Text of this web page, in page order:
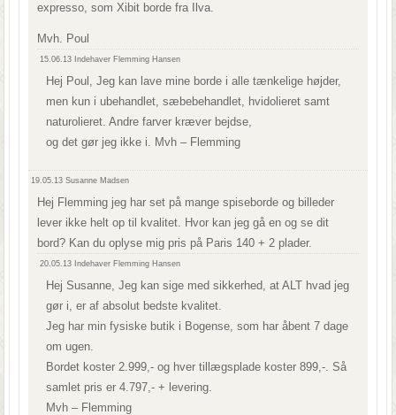
expresso, som Xibit borde fra Ilva.
Mvh. Poul
15.06.13 Indehaver Flemming Hansen
Hej Poul, Jeg kan lave mine borde i alle tænkelige højder,
men kun i ubehandlet, sæbebehandlet, hvidolieret samt
naturolieret. Andre farver kræver bejdse,
og det gør jeg ikke i. Mvh – Flemming
19.05.13Susanne Madsen
Hej Flemming jeg har set på mange spiseborde og billeder
lever ikke helt op til kvalitet. Hvor kan jeg gå en og se dit
bord? Kan du oplyse mig pris på Paris 140 + 2 plader.
20.05.13 Indehaver Flemming Hansen
Hej Susanne, Jeg kan sige med sikkerhed, at ALT hvad jeg
gør i, er af absolut bedste kvalitet.
Jeg har min fysiske butik i Bogense, som har åbent 7 dage
om ugen.
Bordet koster 2.999,- og hver tillægsplade koster 899,-. Så
samlet pris er 4.797,- + levering.
Mvh – Flemming